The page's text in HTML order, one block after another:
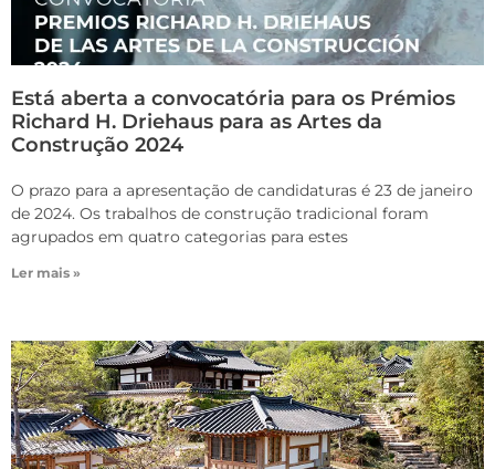
Está aberta a convocatória para os Prémios
Richard H. Driehaus para as Artes da
Construção 2024
O prazo para a apresentação de candidaturas é 23 de janeiro
de 2024. Os trabalhos de construção tradicional foram
agrupados em quatro categorias para estes
Ler mais »